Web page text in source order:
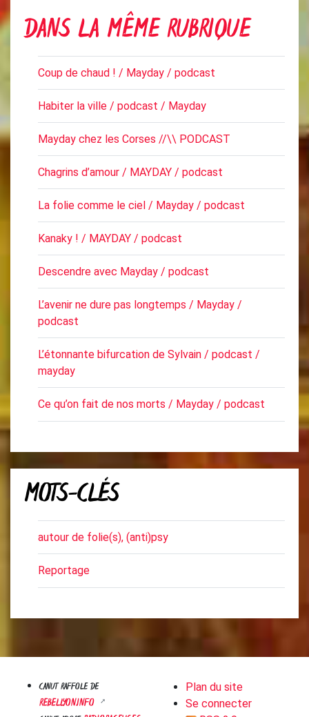
DANS LA MÊME RUBRIQUE
Coup de chaud ! / Mayday / podcast
Habiter la ville / podcast / Mayday
Mayday chez les Corses //\\ PODCAST
Chagrins d’amour / MAYDAY / podcast
La folie comme le ciel / Mayday / podcast
Kanaky ! / MAYDAY / podcast
Descendre avec Mayday / podcast
L’avenir ne dure pas longtemps / Mayday /
podcast
L’étonnante bifurcation de Sylvain / podcast /
mayday
Ce qu’on fait de nos morts / Mayday / podcast
MOTS-CLÉS
autour de folie(s), (anti)psy
Reportage
CANUT RAFFOLE DE
REBELLYON.INFO
Plan du site
Se connecter